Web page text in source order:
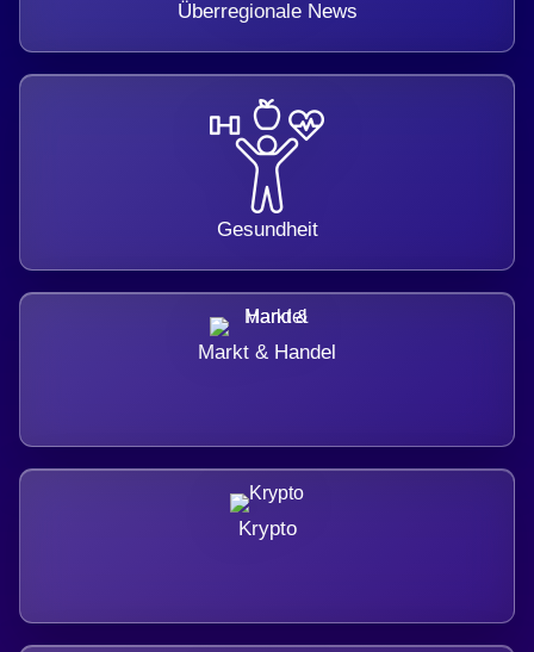
Überregionale News
Gesundheit
Markt & Handel
Krypto